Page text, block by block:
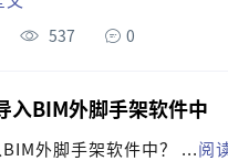
537 0
入BIM外脚手架软件中
外脚手架软件中？ ...阅